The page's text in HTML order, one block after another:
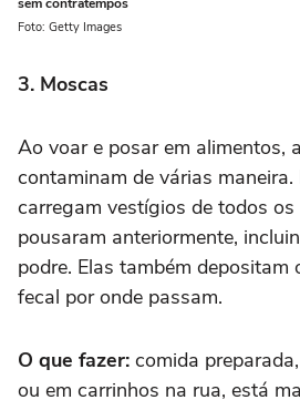
Foto: Getty Images
3. Moscas
Ao voar e posar em alimentos,
contaminam de várias maneira.
carregam vestígios de todos
pousaram anteriormente,
podre. Elas também depositam
fecal por onde passam.
O que fazer: comida
ou em carrinhos na rua, está